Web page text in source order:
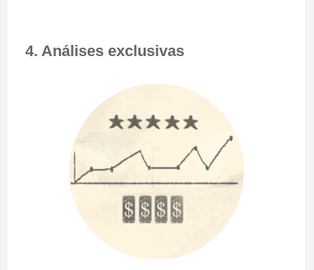
4. Análises exclusivas